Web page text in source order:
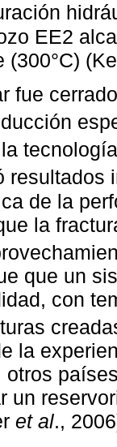
EE2
(300°C)
fue
resultados
de la
la
que un
con
la
otros
un
et al.,